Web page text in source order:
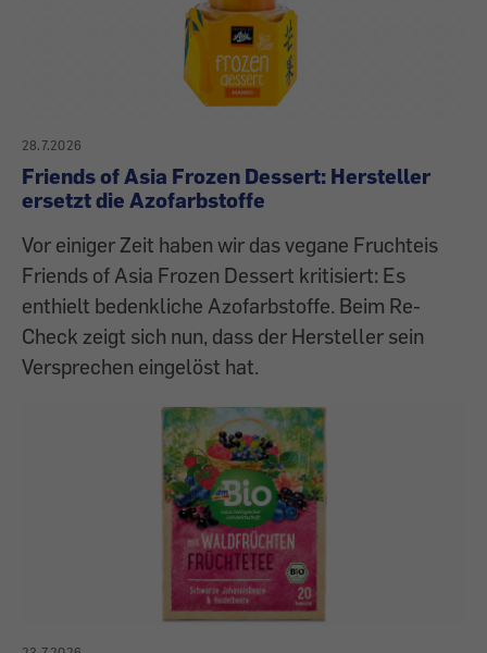
28.7.2026
Friends of Asia Frozen Dessert: Hersteller
ersetzt die Azofarbstoffe
Vor einiger Zeit haben wir das vegane Fruchteis
Friends of Asia Frozen Dessert kritisiert: Es
enthielt bedenkliche Azofarbstoffe. Beim Re-
Check zeigt sich nun, dass der Hersteller sein
Versprechen eingelöst hat.